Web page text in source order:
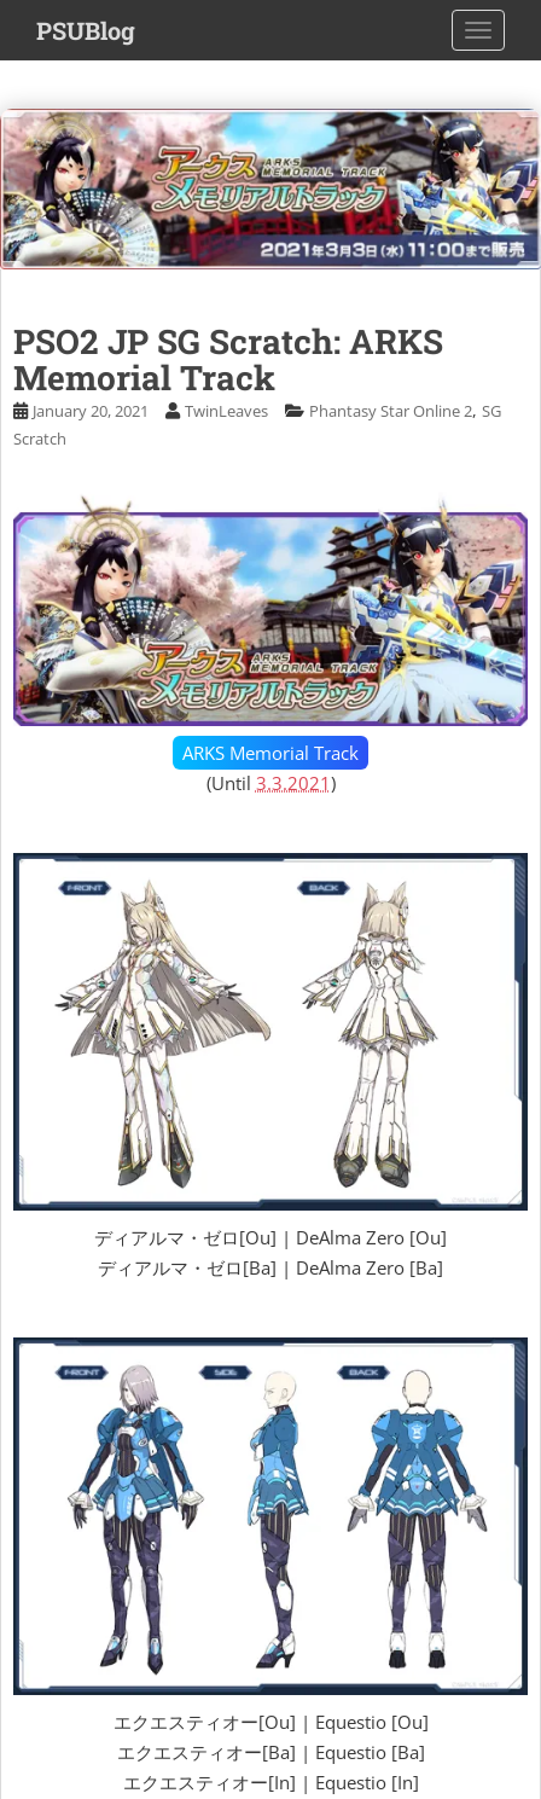
i
t
o
m
a
i
n
PSUBlog
PSO2 JP SG Scratch: ARKS
Memorial Track
January 20, 2021 TwinLeaves Phantasy Star Online 2, SG
Scratch
ARKS Memorial Track
(Until 3.3.2021)
ディアルマ・ゼロ[Ou] | DeAlma Zero [Ou]
ディアルマ・ゼロ[Ba] | DeAlma Zero [Ba]
エクエスティオー[Ou] | Equestio [Ou]
エクエスティオー[Ba] | Equestio [Ba]
エクエスティオー[In] | Equestio [In]